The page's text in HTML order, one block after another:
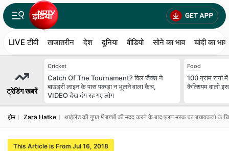
LIVE टीवी ताजातरीन देश दुनिया वीडियो सोने का भाव चांदी का भाव
ट्रेडिंग खबरें
Cricket
Catch Of The Tournament? विल जैक्स ने
बाउंड्री लाइन के पास पकड़ा न भूलने वाला कैच,
VIDEO देख दंग रह गए लोग
Food
100 ग्राम रागी
कैल्शियम वाली
होम Zara Hatke थाईलैंड की गुफा में बच्चों की मदद करने के बाद एलन मस्क का बचावकर्ता के
This Article is From Jul 16, 2018